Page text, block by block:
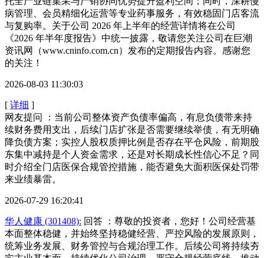
病管理、会员精细化运营等专业药事服务，有效稳固门店客流
与复购率。关于公司 2026 年上半年的经营详情将在公司
《2026 年半年度报告》中统一披露，敬请您关注公司在巨潮
资讯网（www.cninfo.com.cn）发布的定期报告内容。感谢您
的关注！
2026-08-03 11:30:03
[ 详细 ]
网友提问 ：当前公司整体资产负债率偏高，有息负债带来持
续财务费用支出，后续门店扩张是否需要继续举债，有无明确
降负债方案；实控人股权质押比例是否存在平仓风险，前期股
东集中减持是个人资金需求，还是对长期成长性信心不足？同
时介绍全门店医保合规管控措施，能否避免大面积医保处罚带
来业绩暴雷。
2026-07-29 16:20:41
华人健康 (301408): 回答 ：尊敬的投资者，您好！公司经营基
本面整体稳健，并始终坚持稳健经营、严控风险的发展原则，
统筹业务发展、财务管控与合规治理工作。后续公司将持续夯